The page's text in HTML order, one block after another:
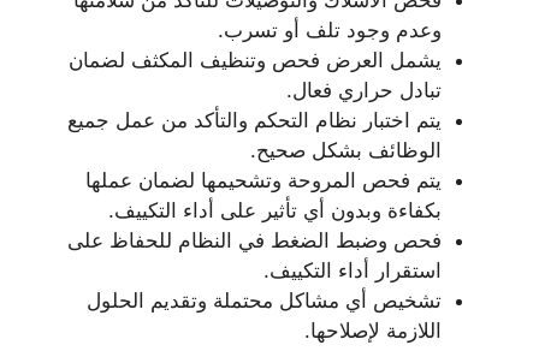
وعدم وجود تلف أو تسرب.
يشمل العرض فحص وتنظيف المكثف لضمان
تبادل حراري فعال.
يتم اختبار نظام التحكم والتأكد من عمل جميع
الوظائف بشكل صحيح.
يتم فحص المروحة وتشحيمها لضمان عملها
بكفاءة وبدون أي تأثير على أداء التكييف.
فحص وضبط الضغط في النظام للحفاظ على
استقرار أداء التكييف.
تشخيص أي مشاكل محتملة وتقديم الحلول
اللازمة لإصلاحها.